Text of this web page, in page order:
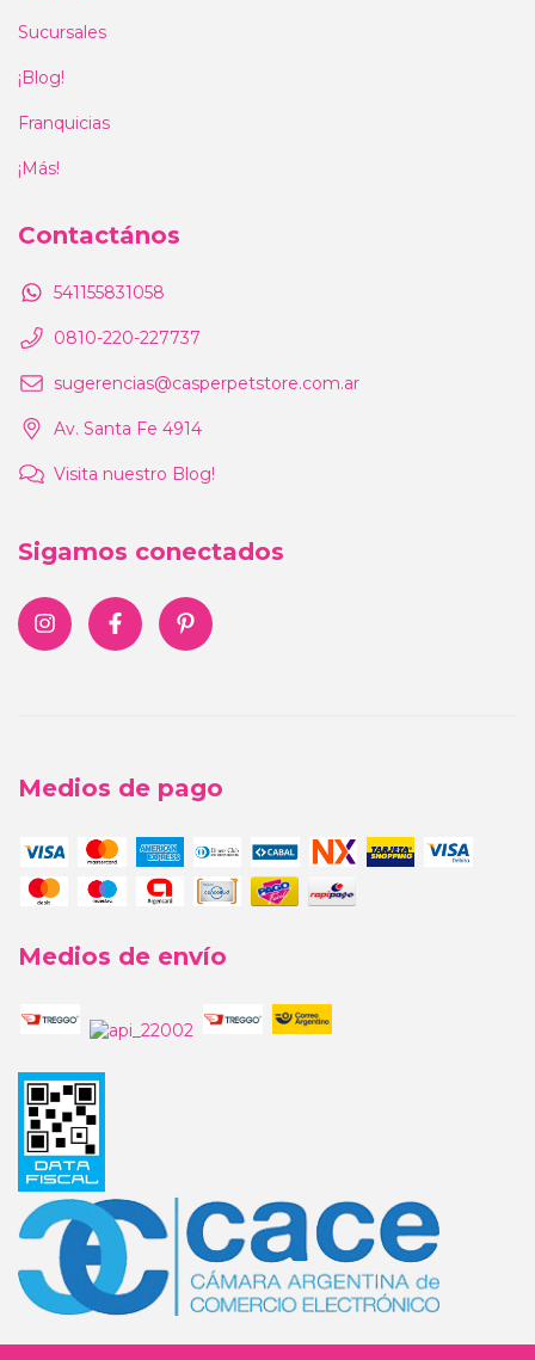
Sucursales
¡Blog!
Franquicias
¡Más!
Contactános
541155831058
0810-220-227737
sugerencias@casperpetstore.com.ar
Av. Santa Fe 4914
Visita nuestro Blog!
Sigamos conectados
Medios de pago
Medios de envío